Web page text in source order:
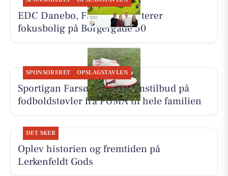
EDC Danebo, Farsø præsenterer
fokusbolig på Borgergade 50
SPONSORERET OPSLAGSTAVLEN
Sportigan Farsø har medlemstilbud på
fodboldstøvler fra PUMA til hele familien
DET SKER
Oplev historien og fremtiden på
Lerkenfeldt Gods